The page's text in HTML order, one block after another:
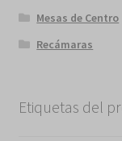
Mesas de Centro
Recámaras
Etiquetas del